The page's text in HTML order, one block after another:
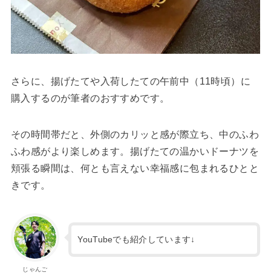
さらに、揚げたてや入荷したての午前中（11時頃）に
購入するのが筆者のおすすめです。
その時間帯だと、外側のカリッと感が際立ち、中のふわ
ふわ感がより楽しめます。揚げたての温かいドーナツを
頬張る瞬間は、何とも言えない幸福感に包まれるひとと
きです。
じゃんご
YouTubeでも紹介しています↓